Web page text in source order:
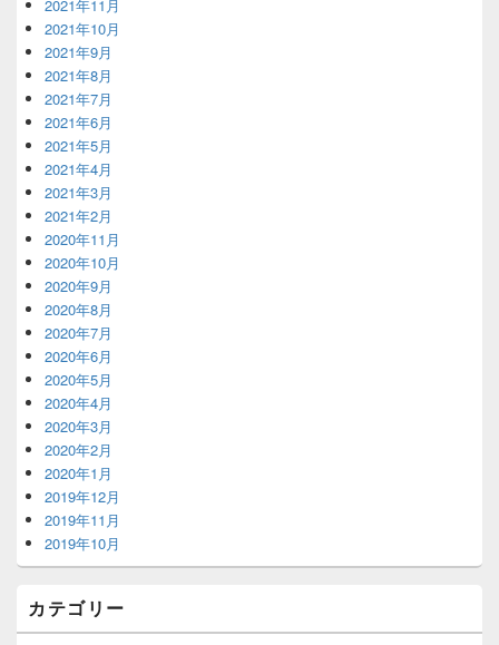
2021年11月
2021年10月
2021年9月
2021年8月
2021年7月
2021年6月
2021年5月
2021年4月
2021年3月
2021年2月
2020年11月
2020年10月
2020年9月
2020年8月
2020年7月
2020年6月
2020年5月
2020年4月
2020年3月
2020年2月
2020年1月
2019年12月
2019年11月
2019年10月
カテゴリー